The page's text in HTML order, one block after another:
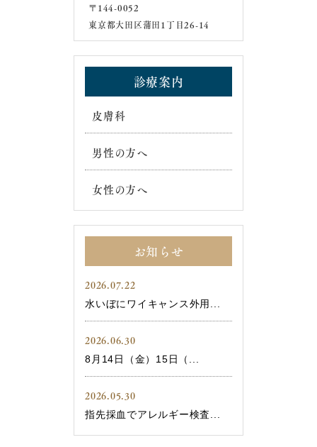
〒144-0052
東京都大田区蒲田1丁目26-14
診療案内
皮膚科
男性の方へ
女性の方へ
お知らせ
2026.07.22
水いぼにワイキャンス外用...
2026.06.30
8月14日（金）15日（...
2026.05.30
指先採血でアレルギー検査...